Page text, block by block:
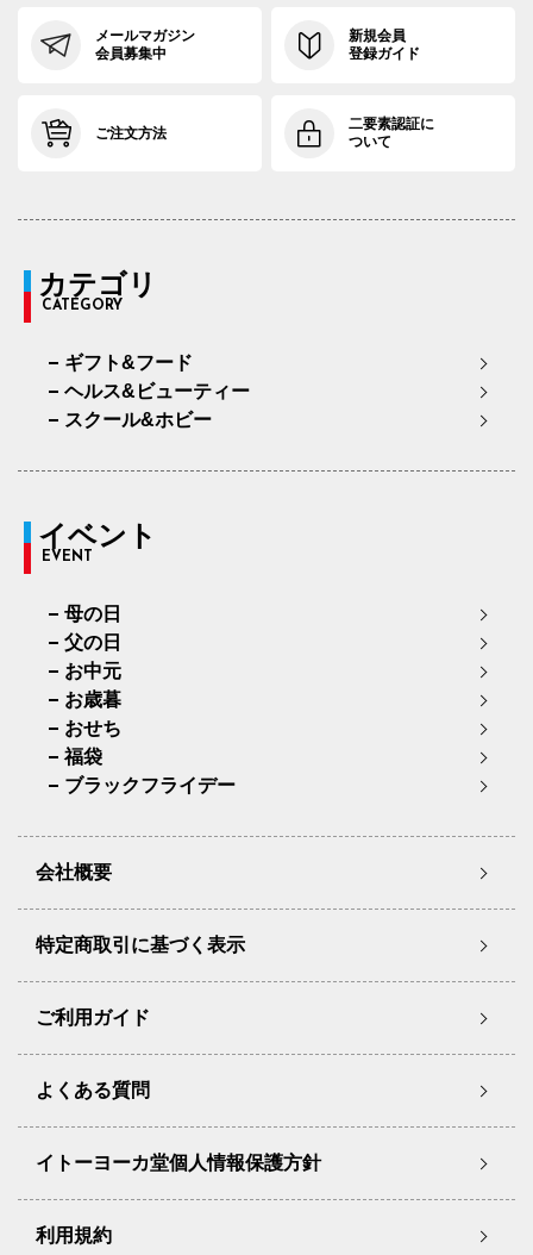
メールマガジン
会員募集中
新規会員
登録ガイド
ご注文方法
二要素認証に
ついて
カテゴリ
CATEGORY
ギフト&フード
ヘルス&ビューティー
スクール&ホビー
イベント
EVENT
母の日
父の日
お中元
お歳暮
おせち
福袋
ブラックフライデー
会社概要
特定商取引に基づく表示
ご利用ガイド
よくある質問
イトーヨーカ堂個人情報保護方針
利用規約